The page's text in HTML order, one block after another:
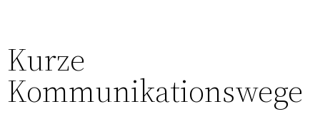
Kurze
Kommunikationswege